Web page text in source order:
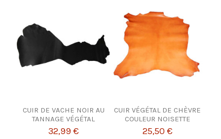
CUIR DE VACHE NOIR AU
TANNAGE VÉGÉTAL
32,99 €
CUIR VÉGÉTAL DE CHÈVRE
COULEUR NOISETTE
25,50 €